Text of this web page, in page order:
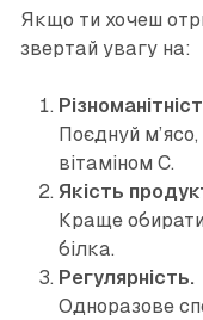
Якщо ти хочеш
звертай увагу на:
Поєднуй
вітаміном C.
Якість
Краще
білка.
Регулярність.
Одноразове